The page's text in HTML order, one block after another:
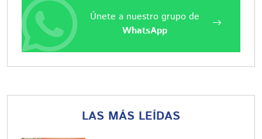
Únete a nuestro grupo de
WhatsApp
LAS MÁS LEÍDAS